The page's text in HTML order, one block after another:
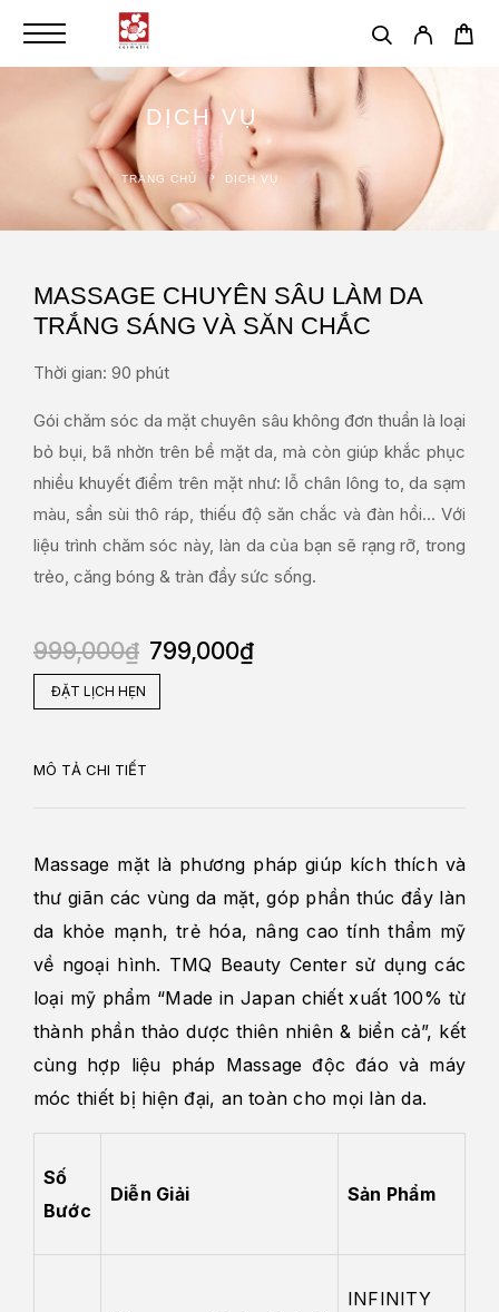
DỊCH VỤ
TRANG CHỦ DỊCH VỤ
MASSAGE CHUYÊN SÂU LÀM DA
TRẮNG SÁNG VÀ SĂN CHẮC
Thời gian: 90 phút
Gói chăm sóc da mặt chuyên sâu không đơn thuần là loại
bỏ bụi, bã nhờn trên bề mặt da, mà còn giúp khắc phục
nhiều khuyết điểm trên mặt như: lỗ chân lông to, da sạm
màu, sần sùi thô ráp, thiếu độ săn chắc và đàn hồi... Với
liệu trình chăm sóc này, làn da của bạn sẽ rạng rỡ, trong
trẻo, căng bóng & tràn đầy sức sống.
999,000₫ 799,000₫
ĐẶT LỊCH HẸN
MÔ TẢ CHI TIẾT
Massage mặt là phương pháp giúp kích thích và
thư giãn các vùng da mặt, góp phần thúc đẩy làn
da khỏe mạnh, trẻ hóa, nâng cao tính thẩm mỹ
về ngoại hình. TMQ Beauty Center sử dụng các
loại mỹ phẩm “Made in Japan chiết xuất 100% từ
thành phần thảo dược thiên nhiên & biển cả”, kết
cùng hợp liệu pháp Massage độc đáo và máy
móc thiết bị hiện đại, an toàn cho mọi làn da.
Số
Bước
Diễn Giải Sản Phẩm
INFINITY